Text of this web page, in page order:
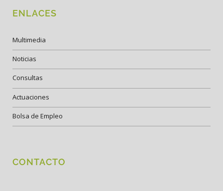
ENLACES
Multimedia
Noticias
Consultas
Actuaciones
Bolsa de Empleo
CONTACTO